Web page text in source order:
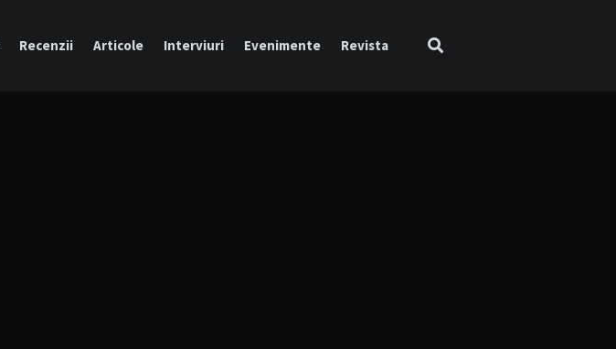
Recenzii Articole Interviuri Evenimente Revista